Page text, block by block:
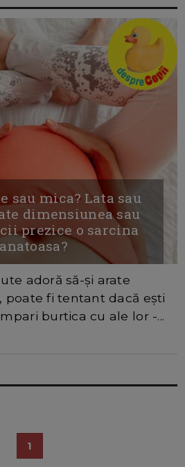
sau mica? Lata sau
dimensiunea sau
prezice o sarcina
adoră să-și arate
poate fi tentant dacă ești
burtica cu ale lor -...
1